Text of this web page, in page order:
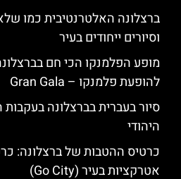
ברצלונה האלטרנטיבית כמו
וסיורים ייחודים בעיר
מופע הפלמנקו הכי חם
להופעת פלמנקו – Gran Gala
סיור בעברית בברצלונה
היהודי
כרטיס ההטבות של ברצלונה:
אטרקציות בעיר (Go City)